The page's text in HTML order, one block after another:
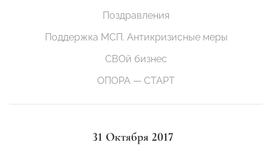
Поздравления
Поддержка МСП. Антикризисные меры
СВОй бизнес
ОПОРА — СТАРТ
31 Октября 2017